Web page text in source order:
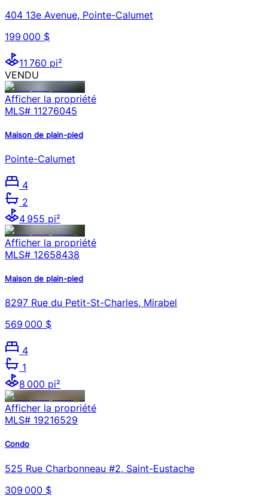
404 13e Avenue, Pointe-Calumet
199 000 $
11 760 pi²
VENDU
Afficher la propriété
MLS# 11276045
Maison de plain-pied
Pointe-Calumet
4
2
4 955 pi²
Afficher la propriété
MLS# 12658438
Maison de plain-pied
8297 Rue du Petit-St-Charles, Mirabel
569 000 $
4
1
8 000 pi²
Afficher la propriété
MLS# 19216529
Condo
525 Rue Charbonneau #2, Saint-Eustache
309 000 $